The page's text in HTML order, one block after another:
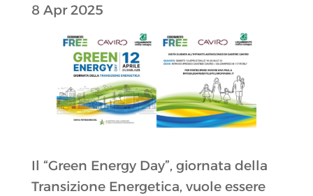
8 Apr 2025
Il “Green Energy Day”, giornata della
Transizione Energetica, vuole essere